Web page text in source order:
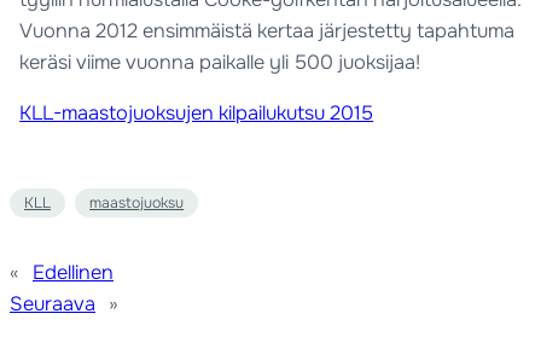
Vuonna 2012 ensimmäistä kertaa järjestetty tapahtuma
keräsi viime vuonna paikalle yli 500 juoksijaa!
KLL-maastojuoksujen kilpailukutsu 2015
KLL maastojuoksu
«
Edellinen
Seuraava
»